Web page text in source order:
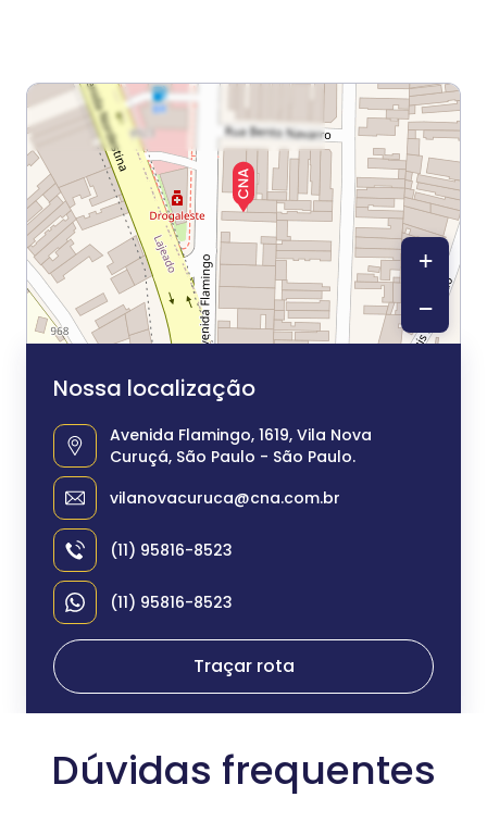
Nossa localização
Avenida Flamingo, 1619, Vila Nova
Curuçá, São Paulo - São Paulo.
vilanovacuruca@cna.com.br
(11) 95816-8523
(11) 95816-8523
Traçar rota
+
−
Dúvidas frequentes